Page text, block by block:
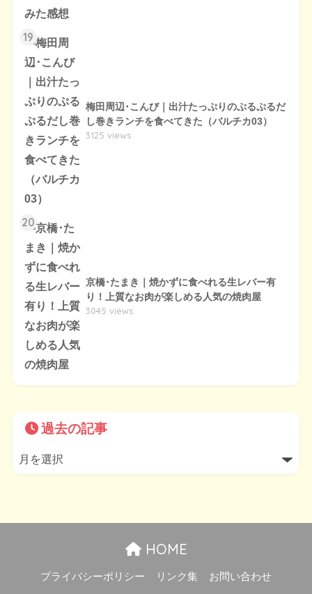
19
梅田周辺･こんび｜出汁たっぷりのぷるぷるだ
し巻きランチを食べてきた（バルチカ03）
3125 views
20
京橋･たまき｜焼かずに食べれる生レバー有
り！上質なお肉が楽しめる人気の焼肉屋
3045 views
過去の記事
HOME
プライバシーポリシー リンク集 お問い合わせ